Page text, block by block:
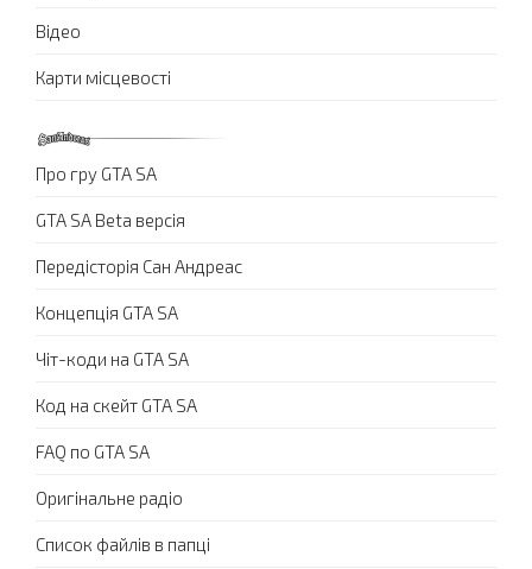
Відео
Карти місцевості
Про гру GTA SA
GTA SA Beta версія
Передісторія Сан Андреас
Концепція GTA SA
Чіт-коди на GTA SA
Код на скейт GTA SA
FAQ по GTA SA
Оригінальне радіо
Список файлів в папці